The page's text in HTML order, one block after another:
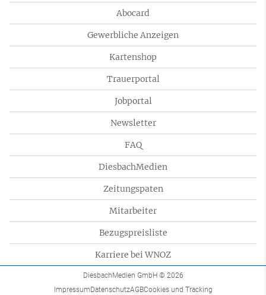
Abocard
Gewerbliche Anzeigen
Kartenshop
Trauerportal
Jobportal
Newsletter
FAQ
DiesbachMedien
Zeitungspaten
Mitarbeiter
Bezugspreisliste
Karriere bei WNOZ
DiesbachMedien GmbH © 2026
ImpressumDatenschutzAGBCookies und Tracking